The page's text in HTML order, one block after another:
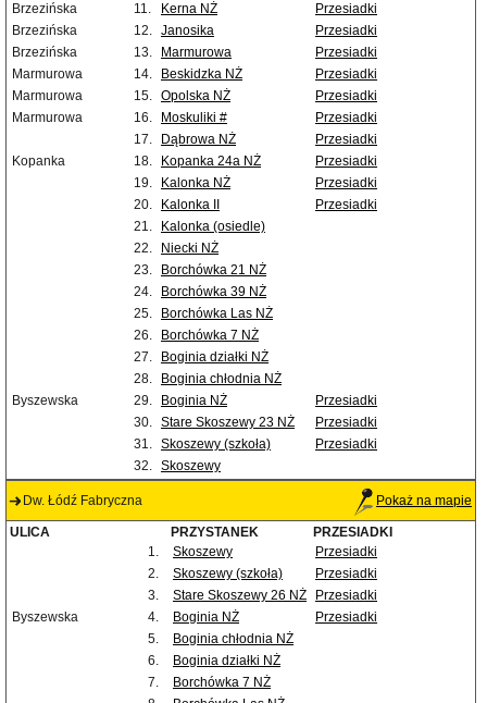
Brzezińska
11. Kerna NŻ
Przesiadki
Brzezińska
12. Janosika
Przesiadki
Brzezińska
13. Marmurowa
Przesiadki
Marmurowa
14. Beskidzka NŻ
Przesiadki
Marmurowa
15. Opolska NŻ
Przesiadki
Marmurowa
16. Moskuliki #
Przesiadki
17.
Dąbrowa NŻ
Przesiadki
Kopanka
18. Kopanka 24a NŻ
Przesiadki
19.
Kalonka NŻ
Przesiadki
20.
Kalonka II
Przesiadki
21.
Kalonka (osiedle)
22.
Niecki NŻ
23.
Borchówka 21 NŻ
24.
Borchówka 39 NŻ
25.
Borchówka Las NŻ
26.
Borchówka 7 NŻ
27.
Boginia działki NŻ
28.
Boginia chłodnia NŻ
Byszewska
29. Boginia NŻ
Przesiadki
30. Stare Skoszewy 23 NŻ
Przesiadki
31. Skoszewy (szkoła)
Przesiadki
32. Skoszewy
Dw. Łódź Fabryczna Pokaż na mapie
ULICA PRZYSTANEK
PRZESIADKI
1.
Skoszewy
Przesiadki
2.
Skoszewy (szkoła)
Przesiadki
3.
Stare Skoszewy 26 NŻ
Przesiadki
Byszewska
4. Boginia NŻ
Przesiadki
5.
Boginia chłodnia NŻ
6.
Boginia działki NŻ
7.
Borchówka 7 NŻ